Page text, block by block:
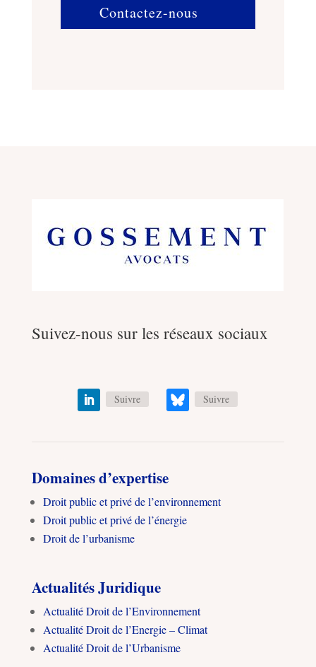
Contactez-nous
Suivez-nous sur les réseaux sociaux
Suivre Suivre
Domaines d’expertise
Droit public et privé de l’environnement
Droit public et privé de l’énergie
Droit de l’urbanisme
Actualités Juridique
Actualité Droit de l’Environnement
Actualité Droit de l’Energie – Climat
Actualité Droit de l’Urbanisme